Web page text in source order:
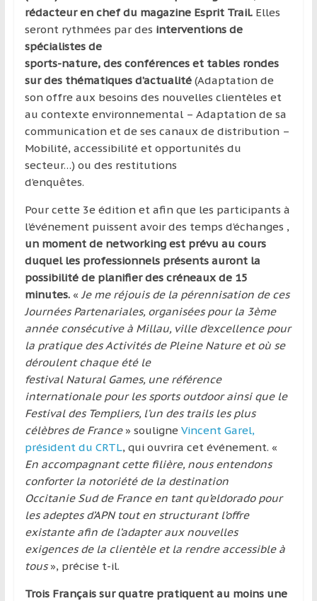
rédacteur en chef du magazine Esprit Trail.Elles
seront rythmées par des interventions de
spécialistes de
sports-nature, des conférences et tables rondes
sur des thématiques d’actualité (Adaptation de
son offre aux besoins des nouvelles clientèles et
au contexte environnemental – Adaptation de sa
communication et de ses canaux de distribution –
Mobilité, accessibilité et opportunités du
secteur…) ou des restitutions
d’enquêtes.
Pour cette 3e édition et afin que les participants à
l’événement puissent avoir des temps d’échanges ,
un moment de networking est prévu au cours
duquel les professionnels présents auront la
possibilité de planifier des créneaux de 15
minutes.«Je me réjouis de la pérennisation de ces
Journées Partenariales, organisées pour la 3ème
année consécutive à Millau, ville d’excellence pour
la pratique des Activités de Pleine Nature et où se
déroulent chaque été le
festival Natural Games, une référence
internationale pour les sports outdoor ainsi que le
Festival des Templiers, l’un des trails les plus
célèbres de France » souligne Vincent Garel,
président du CRTL, qui ouvrira cet événement. «
En accompagnant cette filière, nous entendons
conforter la notoriété de la destination
Occitanie Sud de France en tant qu’eldorado pour
les adeptes d’APN tout en structurant l’offre
existante afin de l’adapter aux nouvelles
exigences de la clientèle et la rendre accessible à
tous», précise t-il.
Trois Français sur quatre pratiquent au moins une